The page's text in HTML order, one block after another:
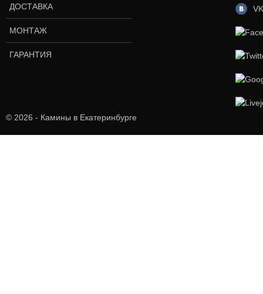
ДОСТАВКА
МОНТАЖ
ГАРАНТИЯ
© 2026 - Камины в Екатеринбурге